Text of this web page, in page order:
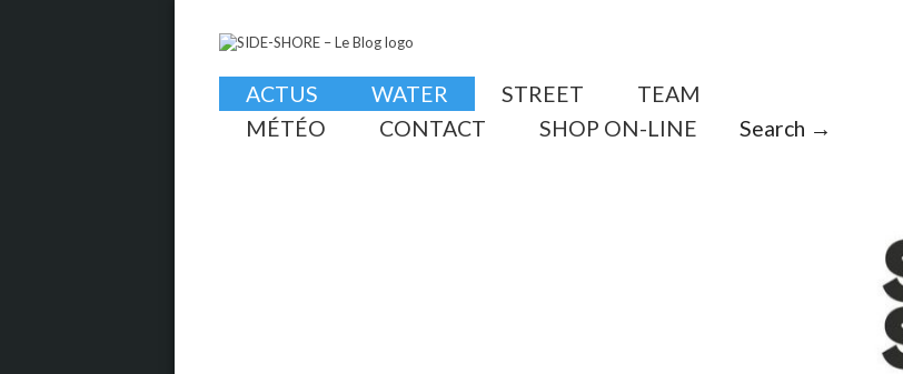
ACTUS WATER STREET
TEAM
MÉTÉO
CONTACT SHOP ON-LINE Search →